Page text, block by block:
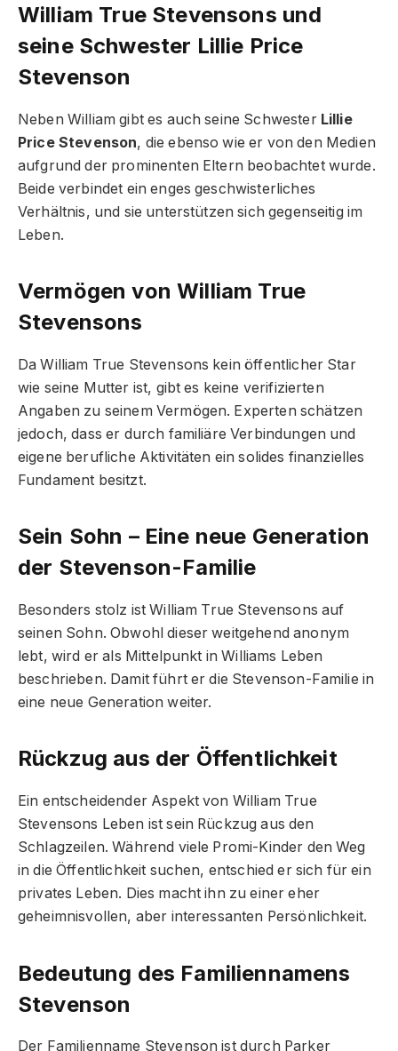
William True Stevensons und
seine Schwester Lillie Price
Stevenson
Neben William gibt es auch seine Schwester Lillie
Price Stevenson, die ebenso wie er von den Medien
aufgrund der prominenten Eltern beobachtet wurde.
Beide verbindet ein enges geschwisterliches
Verhältnis, und sie unterstützen sich gegenseitig im
Leben.
Vermögen von William True
Stevensons
Da William True Stevensons kein öffentlicher Star
wie seine Mutter ist, gibt es keine verifizierten
Angaben zu seinem Vermögen. Experten schätzen
jedoch, dass er durch familiäre Verbindungen und
eigene berufliche Aktivitäten ein solides finanzielles
Fundament besitzt.
Sein Sohn – Eine neue Generation
der Stevenson-Familie
Besonders stolz ist William True Stevensons auf
seinen Sohn. Obwohl dieser weitgehend anonym
lebt, wird er als Mittelpunkt in Williams Leben
beschrieben. Damit führt er die Stevenson-Familie in
eine neue Generation weiter.
Rückzug aus der Öffentlichkeit
Ein entscheidender Aspekt von William True
Stevensons Leben ist sein Rückzug aus den
Schlagzeilen. Während viele Promi-Kinder den Weg
in die Öffentlichkeit suchen, entschied er sich für ein
privates Leben. Dies macht ihn zu einer eher
geheimnisvollen, aber interessanten Persönlichkeit.
Bedeutung des Familiennamens
Stevenson
Der Familienname Stevenson ist durch Parker